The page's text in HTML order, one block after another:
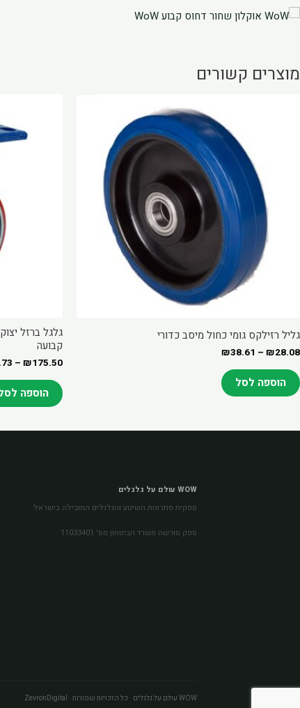
קבועה
כבד
מוצרים קשורים
גליל רזילקס גומי כחול מיסב כדורי
₪28.08
–
₪38.61
range:
₪28.08
through
₪38.61
הוספה לסל
האפשרויות
גלגל ברזל
קבועה
₪175.50
–
הוספה
WOW עולם על גלגלים
ספקית פתרונות השינוע והגלגלים המובילה בישראל
ספק מורשה משרד הביטחון מס׳ 11033401
WOW עולם על גלגלים · כל הזכויות שמורות · ZevronDigital